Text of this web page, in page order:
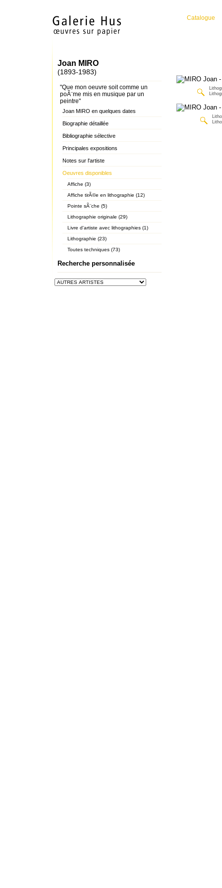
Catalogue
Joan MIRO
(1893-1983)
"Que mon oeuvre soit comme un
poÃ¨me mis en musique par un
peintre"
Joan MIRO en quelques dates
Biographie détaillée
Bibliographie sélective
Principales expositions
Notes sur l'artiste
Oeuvres disponibles
Affiche (3)
Affiche tirÃ©e en lithographie (12)
Pointe sÃ¨che (5)
Lithographie originale (29)
Livre d'artiste avec lithographies (1)
Lithographie (23)
Toutes techniques (73)
Recherche personnalisée